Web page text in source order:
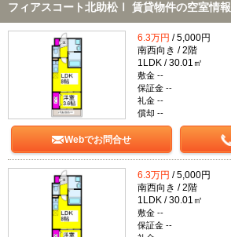
フィアスコート北助松Ⅰ 賃貸物件の空室情報
6.3万円 / 5,000円
南西向き / 2階
1LDK / 30.01㎡
敷金 --
保証金 --
礼金 --
償却 --
Webでお問合せ
6.3万円 / 5,000円
南西向き / 2階
1LDK / 30.01㎡
敷金 --
保証金 --